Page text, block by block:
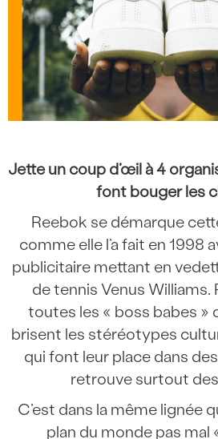
Jette un coup d’œil à 4
font bouger les
Reebok se démarque
comme elle l’a fait en 1998
publicitaire mettant en
de tennis Venus
toutes les « boss babes »
brisent les stéréotypes
qui font leur place dans
retrouve surtout
C’est dans la même lignée
plan du monde pas mal